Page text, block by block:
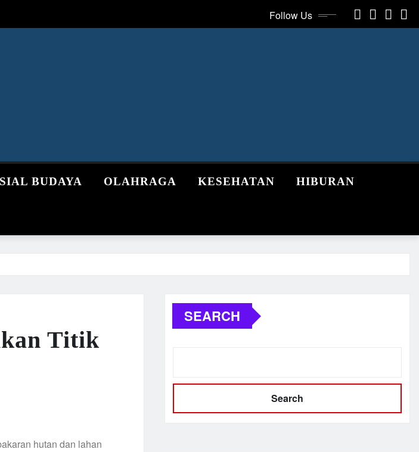
Follow Us
BUDAYA OLAHRAGA KESEHATAN HIBURAN
Titik
hutan dan lahan
SEARCH
Search